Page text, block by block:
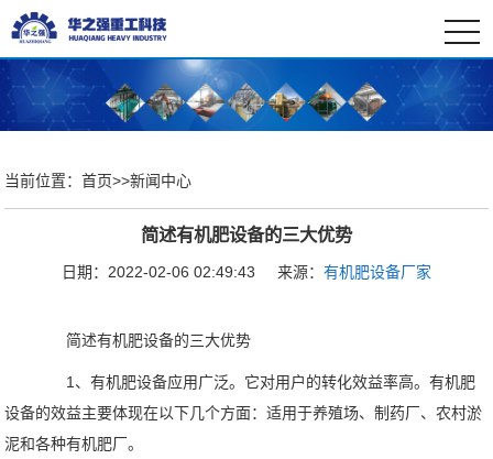
当前位置：首页>>新闻中心
简述有机肥设备的三大优势
日期：2022-02-06 02:49:43 来源： 有机肥设备厂家
简述有机肥设备的三大优势
1、有机肥设备应用广泛。它对用户的转化效益率高。有机肥
设备的效益主要体现在以下几个方面：适用于养殖场、制药厂、农村淤
泥和各种有机肥厂。